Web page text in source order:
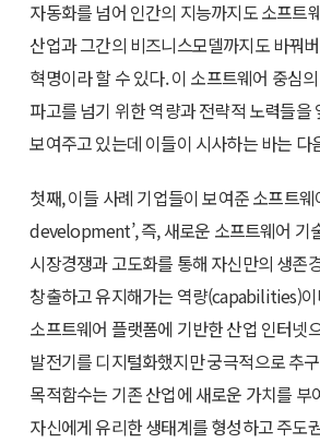
자동화를 넘어 인간의 지능까지도 소프트
산업과 그간의 비즈니스모델까지도 바꿔
혁명이라 할 수 있다. 이 소프트웨어 중심
파고를 넘기 위한 역량과 전략적 노력들을
보여주고 있는데 이들이 시사하는 바는 다
첫째, 이들 사례 기업들이 보여준 소프트
development’, 즉, 새로운 소프트웨어 기
시장경쟁과 고도화를 통해 자신만의 생존
창출하고 유지해가는 역량(capabilities)이
소프트웨어 플랫폼에 기반한 산업 인터넷
발전기를 디지털화했지만 궁극적으로 추
목적함수는 기존 산업에 새로운 가치를 부
자신에게 유리한 생태계를 형성하고 주도